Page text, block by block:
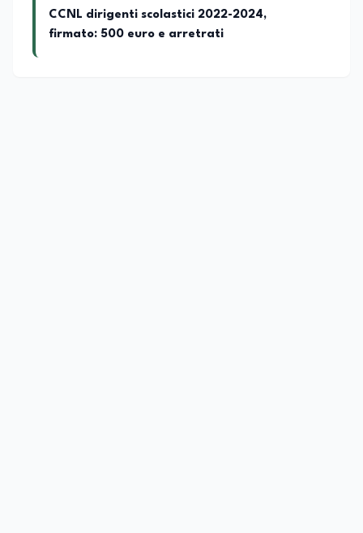
CCNL dirigenti scolastici 2022-2024,
firmato: 500 euro e arretrati